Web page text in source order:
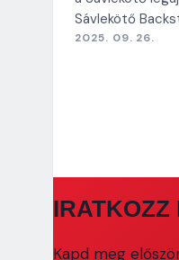
Sávlekötő
2025. 09. 26.
IRATKOZZ
Kapd meg